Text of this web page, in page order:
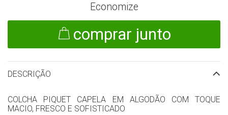
Economize
comprar junto
DESCRIÇÃO
COLCHA PIQUET CAPELA EM ALGODÃO COM TOQUE
MACIO, FRESCO E SOFISTICADO